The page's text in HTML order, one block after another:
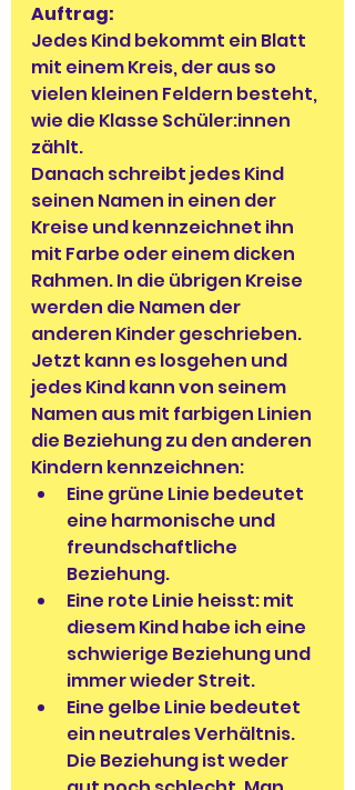
Auftrag:
Jedes Kind bekommt ein Blatt
mit einem Kreis, der aus so
vielen kleinen Feldern besteht,
wie die Klasse Schüler:innen
zählt.
Danach schreibt jedes Kind
seinen Namen in einen der
Kreise und kennzeichnet ihn
mit Farbe oder einem dicken
Rahmen. In die übrigen Kreise
werden die Namen der
anderen Kinder geschrieben.
Jetzt kann es losgehen und
jedes Kind kann von seinem
Namen aus mit farbigen Linien
die Beziehung zu den anderen
Kindern kennzeichnen:
Eine grüne Linie bedeutet
eine harmonische und
freundschaftliche
Beziehung.
Eine rote Linie heisst: mit
diesem Kind habe ich eine
schwierige Beziehung und
immer wieder Streit.
Eine gelbe Linie bedeutet
ein neutrales Verhältnis.
Die Beziehung ist weder